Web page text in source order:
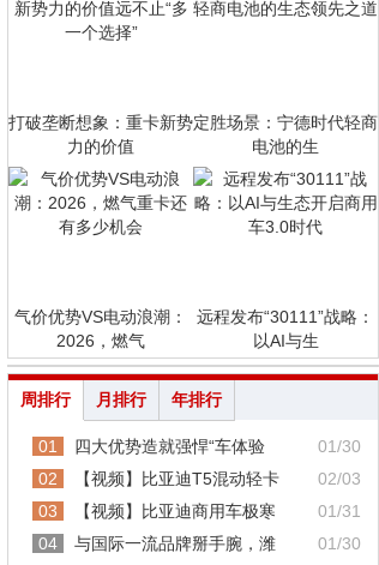
打破垄断想象：重卡新势
力的价值
定胜场景：宁德时代轻商
电池的生
气价优势VS电动浪潮：
2026，燃气
远程发布“30111”战略：
以AI与生
周排行 月排行 年排行
01 四大优势造就强悍“车体验
01/30
02
【视频】比亚迪T5混动轻卡
02/03
03
【视频】比亚迪商用车极寒
01/31
04
与国际一流品牌掰手腕，潍
01/30